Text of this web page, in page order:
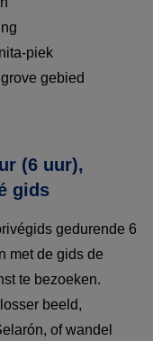
piek
gebied
(6 uur),
gids
gedurende 6
met de gids de
te bezoeken.
beeld,
of wandel